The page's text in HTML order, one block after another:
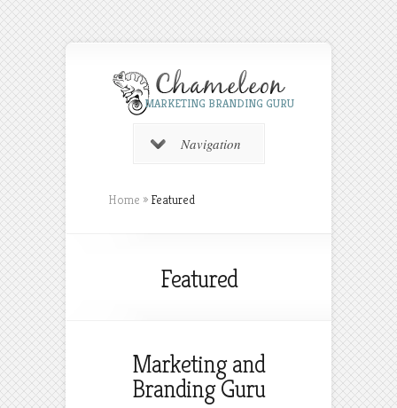
MARKETING BRANDING GURU
Navigation
Home » Featured
Featured
Marketing and
Branding Guru